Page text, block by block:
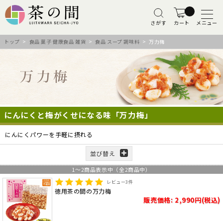
さがす カート メニュー
トップ > 食品 菓子 健康食品 雑貨 >食品 スープ 調味料 > 万力梅
にんにくと梅がくせになる味「万力梅」
にんにくパワーを手軽に摂れる
並び替え
1 ～2商品表示中（全2商品中）
レビュー3件
徳用茶の間の万力梅
販売価格: 2,990円(税込)